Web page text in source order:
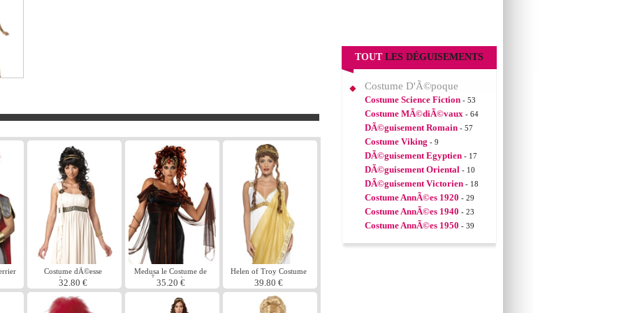
Costume dÃ©esse
olympique
32.80 €
Medusa le Costume de
sirÃ¨ne mythique
35.20 €
Helen of Troy Costume
39.80 €
TOUT LES DÉGUISEMENTS
Costume D'Ã©poque
Costume Science Fiction - 53
Costume MÃ©diÃ©vaux - 64
DÃ©guisement Romain - 57
Costume Viking - 9
DÃ©guisement Egyptien - 17
DÃ©guisement Oriental - 10
DÃ©guisement Victorien - 18
Costume AnnÃ©es 1920 - 29
Costume AnnÃ©es 1940 - 23
Costume AnnÃ©es 1950 - 39